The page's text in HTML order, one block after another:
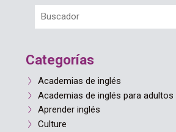
Categorías
Academias de inglés
Academias de inglés para adultos
Aprender inglés
Culture